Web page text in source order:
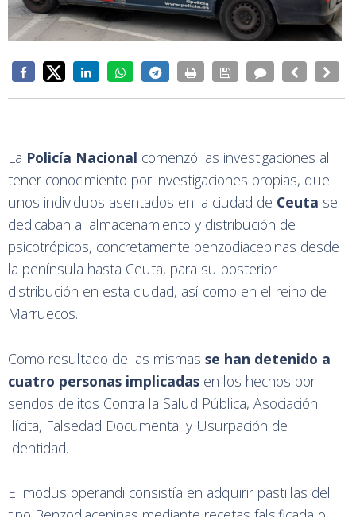
La Policía Nacional comenzó las investigaciones al
tener conocimiento por investigaciones propias, que
unos individuos asentados en la ciudad de Ceuta se
dedicaban al almacenamiento y distribución de
psicotrópicos, concretamente benzodiacepinas desde
la península hasta Ceuta, para su posterior
distribución en esta ciudad, así como en el reino de
Marruecos.
Como resultado de las mismas
se han detenido a
cuatro personas implicadas en los hechos por
sendos delitos Contra la Salud Pública, Asociación
Ilícita, Falsedad Documental y Usurpación de
El modus operandi consistía en adquirir pastillas del